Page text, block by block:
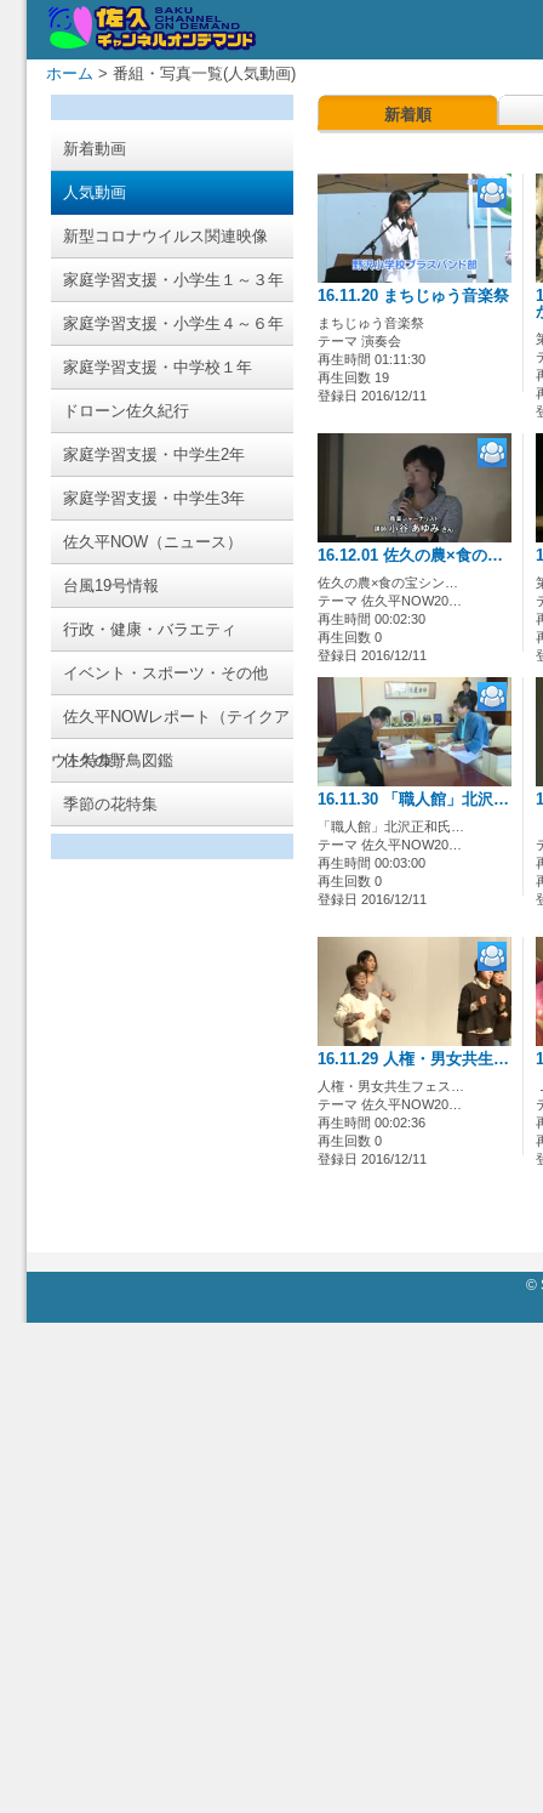
ホーム > 番組・写真一覧(人気動画)
新着動画
人気動画
新型コロナウイルス関連映像
家庭学習支援・小学生１～３年
家庭学習支援・小学生４～６年
家庭学習支援・中学校１年
ドローン佐久紀行
家庭学習支援・中学生2年
家庭学習支援・中学生3年
佐久平NOW（ニュース）
台風19号情報
行政・健康・バラエティ
イベント・スポーツ・その他
佐久平NOWレポート（テイクア
ウト特集）
佐久の野鳥図鑑
季節の花特集
新着順
16.11.20 まちじゅう音楽祭
まちじゅう音楽祭
テーマ 演奏会
再生時間 01:11:30
再生回数 19
登録日 2016/12/11
16.12.01 佐久の農×食の…
佐久の農×食の宝シン…
テーマ 佐久平NOW20…
再生時間 00:02:30
再生回数 0
登録日 2016/12/11
16.11.30 「職人館」北沢…
「職人館」北沢正和氏…
テーマ 佐久平NOW20…
再生時間 00:03:00
再生回数 0
登録日 2016/12/11
16.11.29 人権・男女共生…
人権・男女共生フェス…
テーマ 佐久平NOW20…
再生時間 00:02:36
再生回数 0
登録日 2016/12/11
©